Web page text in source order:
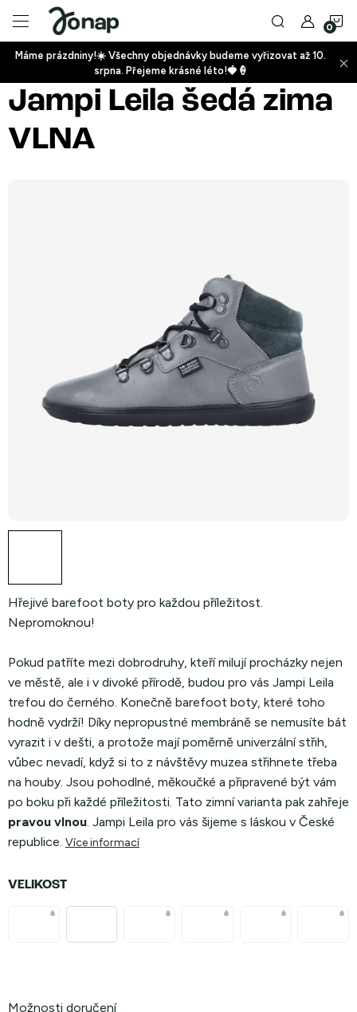
obsah
+
Máme prázdniny!☀️ Všechny objednávky budeme vyřizovat až 10.
srpna. Přejeme krásné léto!🍓🍦
Jampi Leila šedá zima
VLNA
Hřejivé barefoot boty pro každou příležitost.
Nepromoknou!
Pokud patříte mezi dobrodruhy, kteří milují procházky nejen
ve městě, ale i v divoké přírodě, budou pro vás Jampi Leila
trefou do černého. Konečně barefoot boty, které toho
hodně vydrží! Díky nepropustné membráně se nemusíte bát
vyrazit i v dešti, a protože mají poměrně univerzální střih,
vůbec nevadí, když si to z návštěvy muzea střihnete třeba
na houby. Jsou pohodlné, měkoučké a připravené být vám
po boku při každé příležitosti. Tato zimní varianta pak zahřeje
pravou vlnou. Jampi Leila pro vás šijeme s láskou v České
republice. Více informací
VELIKOST
Možnosti doručení